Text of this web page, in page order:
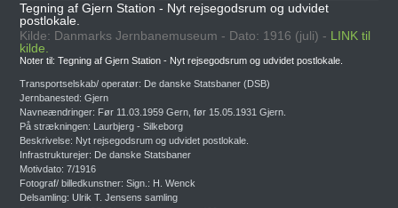
Tegning af Gjern Station - Nyt rejsegodsrum og udvidet
postlokale.
Kilde: Danmarks Jernbanemuseum - Dato: 1916 (juli) - LINK til
kilde.
Noter til: Tegning af Gjern Station - Nyt rejsegodsrum og udvidet postlokale.
Transportselskab/ operatør: De danske Statsbaner (DSB)
Jernbanested: Gjern
Navneændringer: Før 11.03.1959 Gern, før 15.05.1931 Gjern.
På strækningen: Laurbjerg - Silkeborg
Beskrivelse: Nyt rejsegodsrum og udvidet postlokale.
Infrastrukturejer: De danske Statsbaner
Motivdato: 7/1916
Fotograf/ billedkunstner: Sign.: H. Wenck
Delsamling: Ulrik T. Jensens samling